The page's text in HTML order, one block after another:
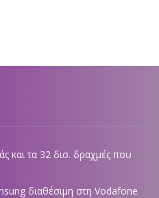
και τα 32 δισ. δραχμές που
διαθέσιμη στη Vodafone